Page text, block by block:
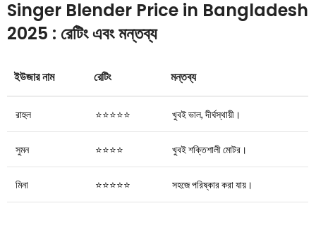
Singer Blender Price in Bangladesh
2025 : রেটিং এবং মন্তব্য
ইউজার নাম রেটিং মন্তব্য
রাহুল ⭐️⭐️⭐️⭐️⭐️ খুবই ভাল, দীর্ঘস্থায়ী।
সুমন ⭐️⭐️⭐️⭐️ খুবই শক্তিশালী মোটর।
মিনা ⭐️⭐️⭐️⭐️⭐️ সহজে পরিষ্কার করা যায়।